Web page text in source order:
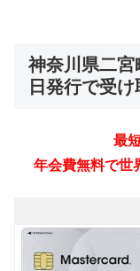
神奈川県二
日発行で受